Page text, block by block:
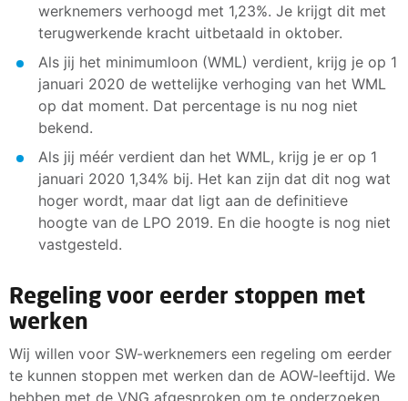
werknemers verhoogd met 1,23%. Je krijgt dit met
terugwerkende kracht uitbetaald in oktober.
Als jij het minimumloon (WML) verdient, krijg je op 1
januari 2020 de wettelijke verhoging van het WML
op dat moment. Dat percentage is nu nog niet
bekend.
Als jij méér verdient dan het WML, krijg je er op 1
januari 2020 1,34% bij. Het kan zijn dat dit nog wat
hoger wordt, maar dat ligt aan de definitieve
hoogte van de LPO 2019. En die hoogte is nog niet
vastgesteld.
Regeling voor eerder stoppen met
werken
Wij willen voor SW-werknemers een regeling om eerder
te kunnen stoppen met werken dan de AOW-leeftijd. We
hebben met de VNG afgesproken om te onderzoeken